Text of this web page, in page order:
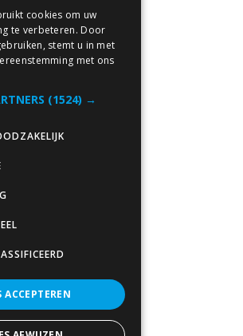
cookies om uw
te verbeteren. Door
stemt u in met
met ons
(1524) →
ACCEPTEREN